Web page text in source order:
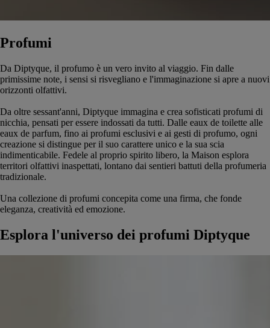
Profumi
Da Diptyque, il profumo è un vero invito al viaggio. Fin dalle
primissime note, i sensi si risvegliano e l'immaginazione si apre a nuovi
orizzonti olfattivi.
Da oltre sessant'anni, Diptyque immagina e crea sofisticati profumi di
nicchia, pensati per essere indossati da tutti. Dalle eaux de toilette alle
eaux de parfum, fino ai profumi esclusivi e ai gesti di profumo, ogni
creazione si distingue per il suo carattere unico e la sua scia
indimenticabile. Fedele al proprio spirito libero, la Maison esplora
territori olfattivi inaspettati, lontano dai sentieri battuti della profumeria
tradizionale.
Una collezione di profumi concepita come una firma, che fonde
eleganza, creatività ed emozione.
Esplora l'universo dei profumi Diptyque